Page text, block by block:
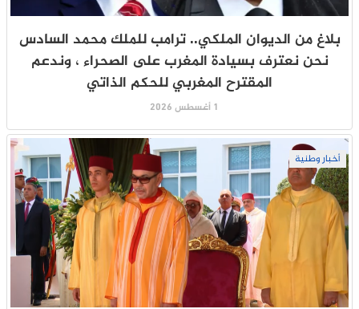
بلاغ من الديوان الملكي.. ترامب للملك محمد السادس
نحن نعترف بسيادة المغرب على الصحراء ، وندعم
المقترح المغربي للحكم الذاتي
1 أغسطس 2026
أخبار وطنية